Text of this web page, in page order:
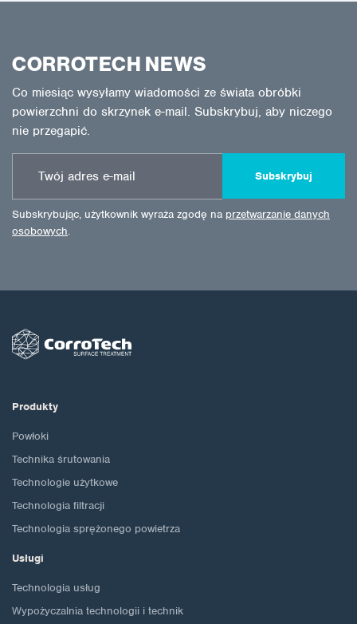
CORROTECH NEWS
Co miesiąc wysyłamy wiadomości ze świata obróbki
powierzchni do skrzynek e-mail. Subskrybuj, aby niczego
nie przegapić.
Subskrybuj
Subskrybując, użytkownik wyraża zgodę na przetwarzanie danych
osobowych.
Produkty
Powłoki
Technika śrutowania
Technologie użytkowe
Technologia filtracji
Technologia sprężonego powietrza
Usługi
Technologia usług
Wypożyczalnia technologii i technik